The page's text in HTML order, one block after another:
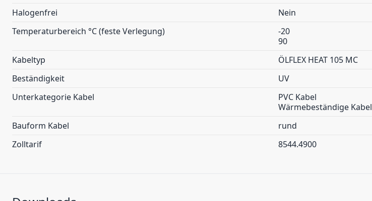
Halogenfrei
Nein
Temperaturbereich °C (feste Verlegung)
-20
90
Kabeltyp
ÖLFLEX HEAT 105 MC
Beständigkeit
UV
Unterkategorie Kabel
PVC Kabel
Wärmebeständige Kabel
Bauform Kabel
rund
Zolltarif
8544.4900